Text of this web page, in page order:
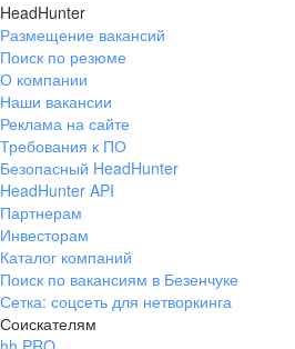
Екатеринбург
ул. Боевых Дружин, стр. 20,
+7 343 226-79-99
pr@ural.hh.ru
ул. Янковского, д. 169, 7 этаж,
706 каб.
+7 861 205-55-57
pr@krd.hh.ru
HeadHunter
Размещение вакансий
Поиск по резюме
О компании
Наши вакансии
Реклама на сайте
Требования к ПО
Безопасный HeadHunter
HeadHunter API
Партнерам
Инвесторам
Каталог компаний
Поиск по вакансиям в Безенчуке
Сетка: соцсеть для нетворкинга
Соискателям